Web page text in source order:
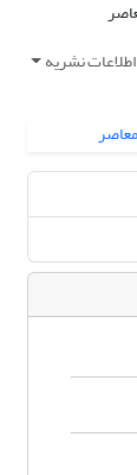
اطلاعات نشریه